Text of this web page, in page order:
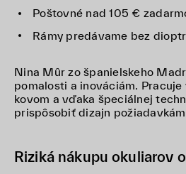
Poštovné nad 105 €
Rámy predávame bez
Nina Mûr zo španielskeho
pomalosti a inováciám. Pracuje
kovom a vďaka špeciálnej
prispôsobiť dizajn
Riziká nákupu okuliarov